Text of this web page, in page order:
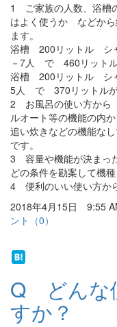
1 ご家族の人数、浴槽
はよく使うか などから
ます。
浴槽 200リットル
－7人 で 460リット
浴槽 200リットル
5人 で 370リットル
2 お風呂の使い方か
ルオート等の機能の内
追い炊きなどの機能な
です。
3 容量や機能が決まっ
どの条件を勘案して機種
4 便利のいい使い方か
2018年4月15日 9:55
ント（0）
Q どんな
すか？